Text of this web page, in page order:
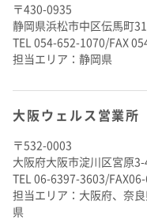
〒430-0935
静岡県浜松市中区伝馬町
TEL 054-652-1070/FAX
担当エリア：静岡県
大阪ウェルス営業所
〒532-0003
大阪府大阪市淀川区宮原
TEL 06-6397-3603/
担当エリア：大阪府、奈
県